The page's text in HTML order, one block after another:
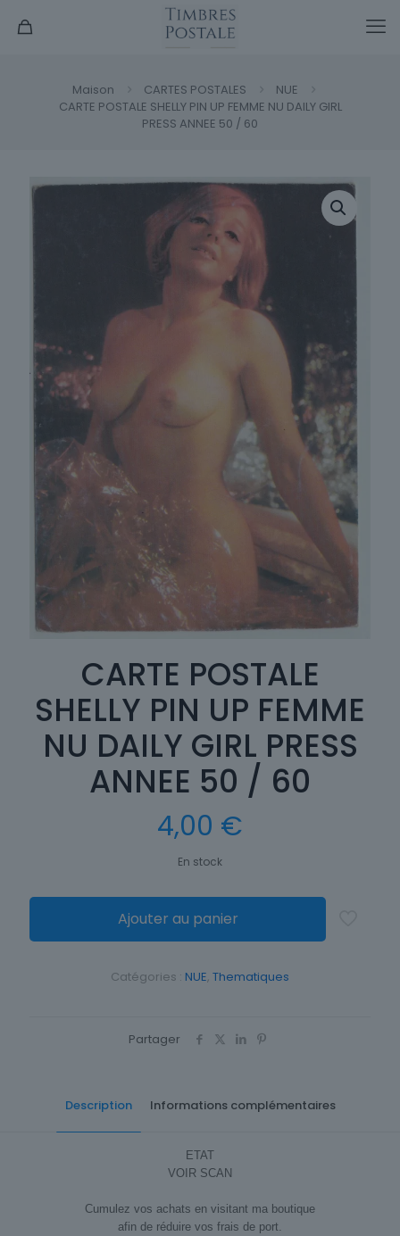
Maison CARTES POSTALES
NUE
CARTE POSTALE SHELLY PIN UP FEMME NU DAILY GIRL
PRESS ANNEE 50 / 60
CARTE POSTALE
SHELLY PIN UP FEMME
NU DAILY GIRL PRESS
ANNEE 50 / 60
4,00 €
En stock
Ajouter au panier
Catégories : NUE, Thematiques
Partager
Description Informations complémentaires
ETAT
VOIR SCAN
Cumulez vos achats en visitant ma boutique
afin de réduire vos frais de port.